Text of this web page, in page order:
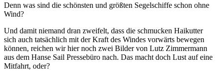
Denn was sind die schönsten und größten Segelschiffe schon ohne
Wind?
Und damit niemand dran zweifelt, dass die schmucken Haikutter
sich auch tatsächlich mit der Kraft des Windes vorwärts bewegen
können, reichen wir hier noch zwei Bilder von Lutz Zimmermann
aus dem Hanse Sail Pressebüro nach. Das macht doch Lust auf eine
Mitfahrt, oder?